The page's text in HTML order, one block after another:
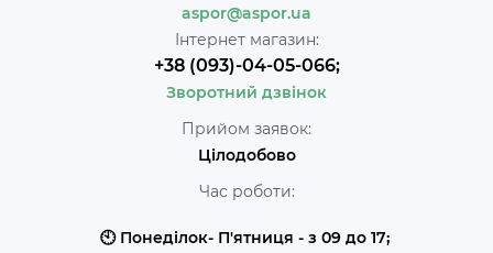
aspor@aspor.ua
Інтернет магазин:
+38 (093)-04-05-066;
Зворотний дзвінок
Прийом заявок:
Цілодобово
Час роботи:
🕙 Понеділок- П'ятниця - з 09 до 17;